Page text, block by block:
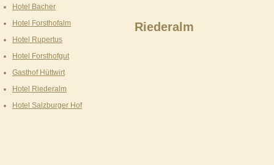
Hotel Bacher
Hotel Forsthofalm
Hotel Rupertus
Hotel Forsthofgut
Gasthof Hüttwirt
Hotel Riederalm
Hotel Salzburger Hof
Riederalm